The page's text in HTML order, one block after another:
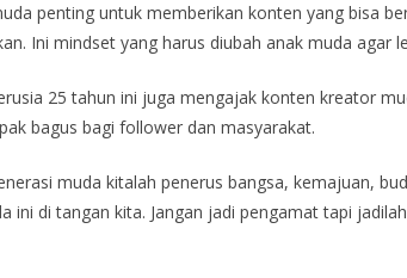
penting untuk memberikan konten yang bisa
Ini mindset yang harus diubah anak muda agar
25 tahun ini juga mengajak konten kreator
bagus bagi follower dan masyarakat.
muda kitalah penerus bangsa, kemajuan,
ini di tangan kita. Jangan jadi pengamat tapi